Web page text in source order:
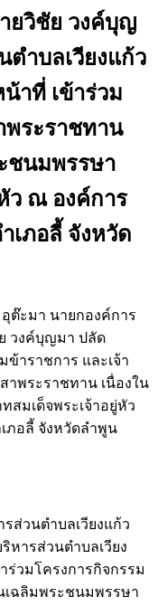
ยวิชัย วงค์บุญ
ตำบลเวียงแก้ว
าที่ เข้าร่วม
พระราชทาน
ชนมพรรษา
ว ณ องค์การ
เภอลี้ จังหวัด
ส่วนตำบลเวียงแก้ว
หารส่วนตำบลเวียง
ร่วมโครงการกิจกรรม
เฉลิมพระชนมพรรษา